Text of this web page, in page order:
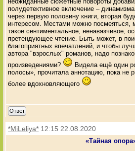
полудетективное включение –
через первую половину книги, вторая
интересом. Местами можно посмеяться,
такое сентиментальное, ненавязчивое,
претендующее чтение. Быть может, в
благоприятных впечатлений, и чтобы
автора "взрослых" романов, надо
произведениями?
Видела ещё один
полосы», прочитала аннотацию, пока не
более вдохновляющего
Ответ
*MiLeliya* 12:15 22.08.2020
«Тайная